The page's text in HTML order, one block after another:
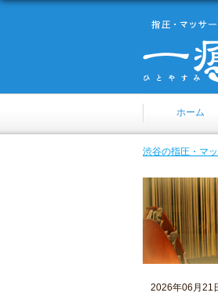
ホーム
渋谷の指圧・マ
2026年06月21